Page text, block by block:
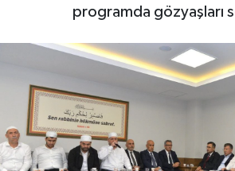
programda gözyaşları
Manşet Altı
Manşetler